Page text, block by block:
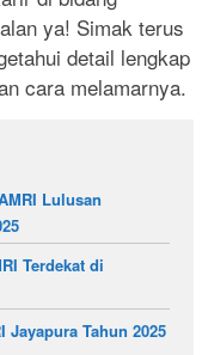
ya! Simak terus
detail lengkap
cara melamarnya.
Lulusan
Terdekat di
Tahun 2025